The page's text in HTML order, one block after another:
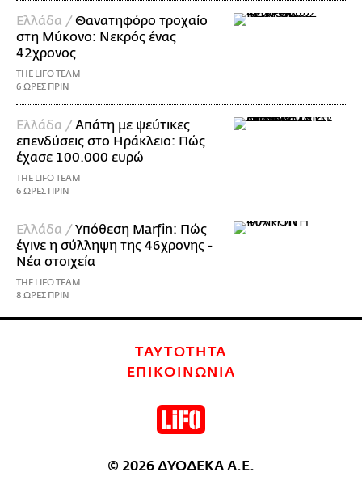
Ελλάδα /Θανατηφόρο τροχαίο
στη Μύκονο: Νεκρός ένας
42χρονος
THE LIFO TEAM
6 ΩΡΕΣ ΠΡΙΝ
Ελλάδα /Απάτη με ψεύτικες
επενδύσεις στο Ηράκλειο: Πώς
έχασε 100.000 ευρώ
THE LIFO TEAM
6 ΩΡΕΣ ΠΡΙΝ
Ελλάδα /Υπόθεση Marfin: Πώς
έγινε η σύλληψη της 46χρονης -
Νέα στοιχεία
THE LIFO TEAM
8 ΩΡΕΣ ΠΡΙΝ
ΤΑΥΤΟΤΗΤΑ
ΕΠΙΚΟΙΝΩΝΙΑ
© 2026 ΔΥΟΔΕΚΑ Α.Ε.